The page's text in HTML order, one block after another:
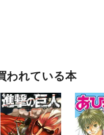
われている本